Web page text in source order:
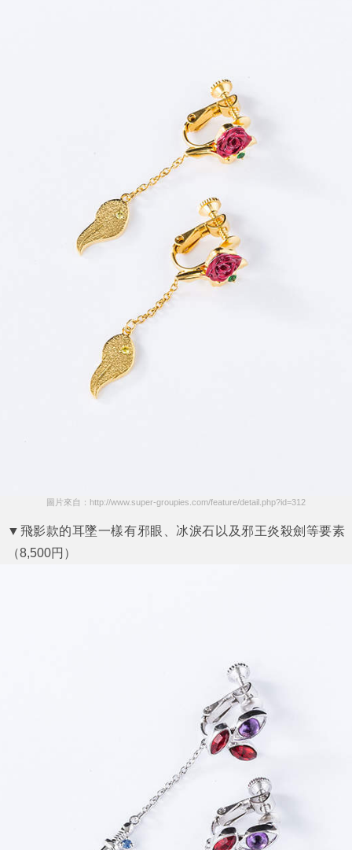
圖片來自：http://www.super-groupies.com/feature/detail.php?id=312
▼飛影款的耳墜一樣有邪眼、冰淚石以及邪王炎殺劍等要素
（8,500円）